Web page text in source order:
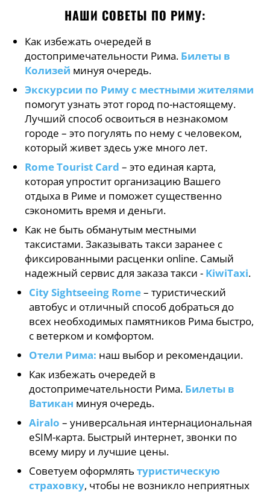
НАШИ СОВЕТЫ ПО РИМУ:
Как избежать очередей в
достопримечательности Рима. Билеты в
Колизей минуя очередь.
Экскурсии по Риму с местными жителями
помогут узнать этот город по-настоящему.
Лучший способ освоиться в незнакомом
городе – это погулять по нему с человеком,
который живет здесь уже много лет.
Rome Tourist Card – это единая карта,
которая упростит организацию Вашего
отдыха в Риме и поможет существенно
сэкономить время и деньги.
Как не быть обманутым местными
таксистами. Заказывать такси заранее с
фиксированными расценки online. Самый
надежный сервис для заказа такси - KiwiTaxi.
City Sightseeing Rome– туристический
автобус и отличный способ добраться до
всех необходимых памятников Рима быстро,
с ветерком и комфортом.
Отели Рима: наш выбор и рекомендации.
Как избежать очередей в
достопримечательности Рима. Билеты в
Ватикан минуя очередь.
Airalo – универсальная интернациональная
eSIM-карта. Быстрый интернет, звонки по
всему миру и лучшие цены.
Советуем оформлять туристическую
страховку, чтобы не возникло неприятных